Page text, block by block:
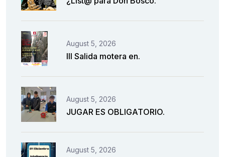
August 5, 2026
III Salida motera en.
August 5, 2026
JUGAR ES OBLIGATORIO.
August 5, 2026